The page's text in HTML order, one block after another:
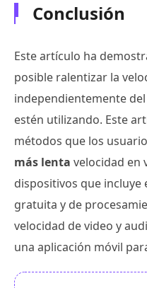
Conclusión
Este artículo ha
posible ralentizar la
independientemente
estén utilizando. Este
métodos que los
más lenta velocidad en
dispositivos que
gratuita y de
velocidad de video y
una aplicación móvil